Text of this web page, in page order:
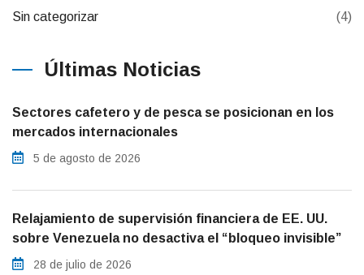
Sin categorizar (4)
Últimas Noticias
Sectores cafetero y de pesca se posicionan en los
mercados internacionales
5 de agosto de 2026
Relajamiento de supervisión financiera de EE. UU.
sobre Venezuela no desactiva el “bloqueo invisible”
28 de julio de 2026